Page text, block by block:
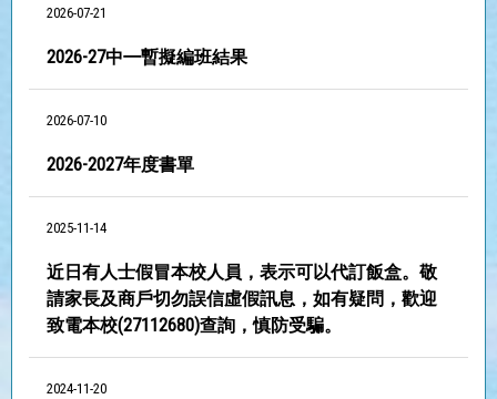
2026-07-21
2026-27中㇐暫擬編班結果
2026-07-10
2026-2027年度書單
2025-11-14
近日有人士假冒本校人員，表示可以代訂飯盒。敬
請家長及商戶切勿誤信虛假訊息，如有疑問，歡迎
致電本校(27112680)查詢，慎防受騙。
2024-11-20